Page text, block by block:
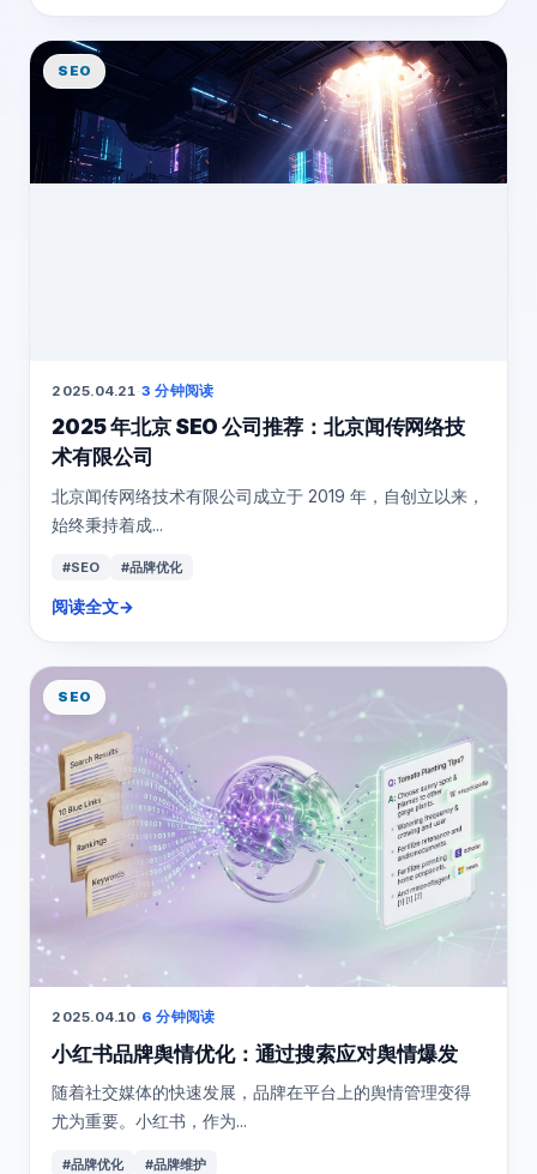
SEO
2025.04.21·3 分钟阅读
2025 年北京 SEO 公司推荐：北京闻传网络技
术有限公司
​北京闻传网络技术有限公司成立于 2019 年，自创立以来，
始终秉持着成...
#SEO #品牌优化
阅读全文→
SEO
2025.04.10·6 分钟阅读
小红书品牌舆情优化：通过搜索应对舆情爆发
随着社交媒体的快速发展，品牌在平台上的舆情管理变得
尤为重要。小红书，作为...
#品牌优化 #品牌维护